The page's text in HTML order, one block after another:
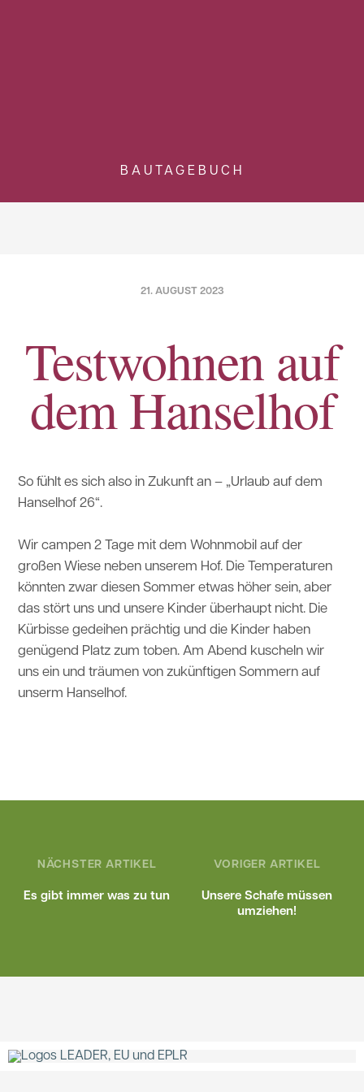
BAUTAGEBUCH
21. AUGUST 2023
Testwohnen auf
dem Hanselhof
So fühlt es sich also in Zukunft an – „Urlaub auf dem
Hanselhof 26“.
Wir campen 2 Tage mit dem Wohnmobil auf der
großen Wiese neben unserem Hof. Die Temperaturen
könnten zwar diesen Sommer etwas höher sein, aber
das stört uns und unsere Kinder überhaupt nicht. Die
Kürbisse gedeihen prächtig und die Kinder haben
genügend Platz zum toben. Am Abend kuscheln wir
uns ein und träumen von zukünftigen Sommern auf
unserm Hanselhof.
NÄCHSTER ARTIKEL
Es gibt immer was zu tun
VORIGER ARTIKEL
Unsere Schafe müssen
umziehen!